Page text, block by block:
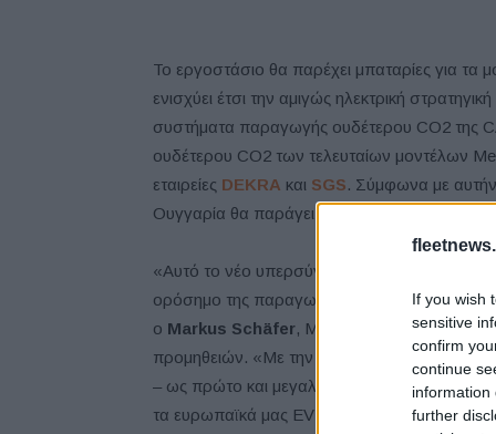
If you wish
sensitive
confirm
continue
information
further
Το εργοστάσιο θα παρέχει μπαταρίες για τα
ενισχύει έτσι την αμιγώς ηλεκτρική
συστήματα παραγωγής ουδέτερου CO2 της
ουδέτερου CO2 των τελευταίων μοντέλων
εταιρείες DEKRA και SGS. Σύμφωνα με αυτήν
Ουγγαρία θα παράγει επίσης μπαταρίες για
«Αυτό το νέο υπερσύγχρονο ευρωπαϊκό
ορόσημο της παραγωγικής μας επέκτασης
ο Markus Schäfer, Μέλος του ΔΣ της
προμηθειών. «Με την CATL διαθέτουμε
– ως πρώτο και μεγαλύτερο πελάτη του νέου
τα ευρωπαϊκά μας EV νέας γενιάς, βάσει